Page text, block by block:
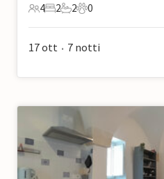
4 Ospiti
4
2 Camere da letto
2
2 Bagni
2
0 Animali domestici
0
17 ott • 7 notti